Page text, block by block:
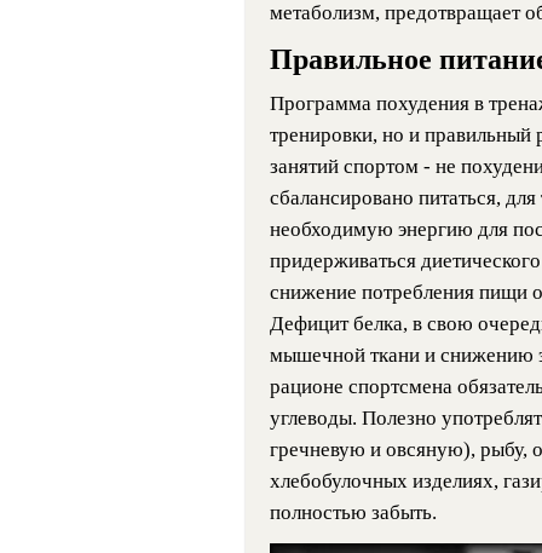
метаболизм, предотвращает
Правильное
Программа похудения в
тренировки, но и правильный
занятий спортом - не
сбалансировано питаться,
необходимую энергию для
придерживаться
снижение потребления пищи
Дефицит белка, в свою
мышечной ткани и снижению
рационе спортсмена
углеводы. Полезно
гречневую и овсяную), рыбу,
хлебобулочных изделиях,
полностью забыть.